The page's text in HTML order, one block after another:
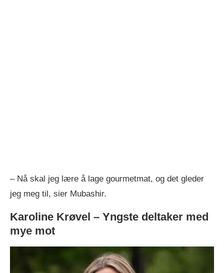
– Nå skal jeg lære å lage gourmetmat, og det gleder
jeg meg til, sier Mubashir.
Karoline Krøvel – Yngste deltaker med
mye mot